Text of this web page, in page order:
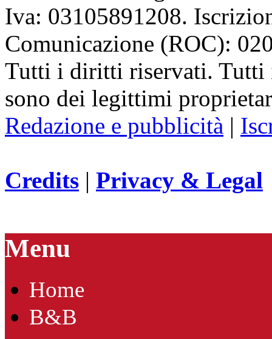
Iva: 03105891208.
Comunicazione (ROC):
Tutti i diritti riservati. Tutti
sono dei legittimi
Redazione e pubblicità |
Credits | Privacy & Legal
Menu
Home
B&B